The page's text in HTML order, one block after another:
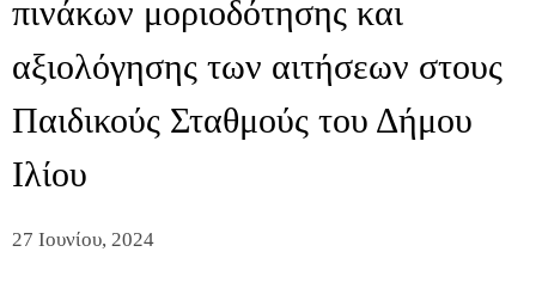
πινάκων μοριοδότησης και
αξιολόγησης των αιτήσεων στους
Παιδικούς Σταθμούς του Δήμου
Ιλίου
27 Ιουνίου, 2024